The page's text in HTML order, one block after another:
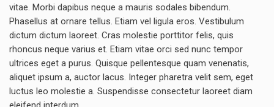
vitae. Morbi dapibus neque a mauris sodales bibendum.
Phasellus at ornare tellus. Etiam vel ligula eros. Vestibulum
dictum dictum laoreet. Cras molestie porttitor felis, quis
rhoncus neque varius et. Etiam vitae orci sed nunc tempor
ultrices eget a purus. Quisque pellentesque quam venenatis,
aliquet ipsum a, auctor lacus. Integer pharetra velit sem, eget
luctus leo molestie a. Suspendisse consectetur laoreet diam